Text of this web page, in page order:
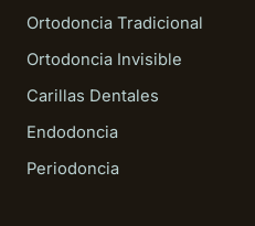
Ortodoncia Tradicional
Ortodoncia Invisible
Carillas Dentales
Endodoncia
Periodoncia